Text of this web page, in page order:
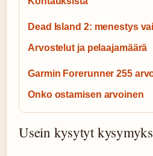
Dead Island 2: menestys
Arvostelut ja pelaajamäärä
Garmin Forerunner 255
Onko ostamisen arvoinen
Usein kysytyt